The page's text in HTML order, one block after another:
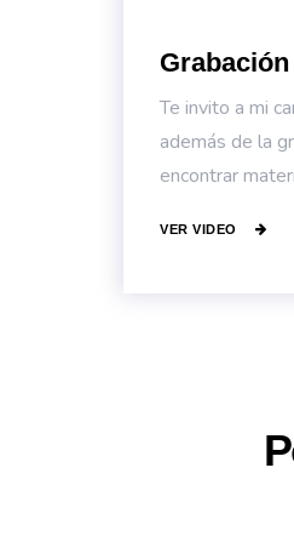
Grabación
Te invito a mi
además de la
encontrar
VER VIDEO